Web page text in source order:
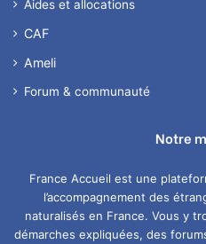
Aides et allocations
CAF
Ameli
Forum & communauté
Notre
France Accueil est une
l’accompagnement des
naturalisés en France. Vous y
démarches expliquées, des